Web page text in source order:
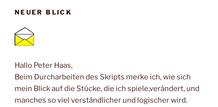
NEUER BLICK
Hallo Peter Haas,
Beim Durcharbeiten des Skripts merke ich, wie sich
mein Blick auf die Stücke, die ich spiele,verändert, und
manches so viel verständlicher und logischer wird.